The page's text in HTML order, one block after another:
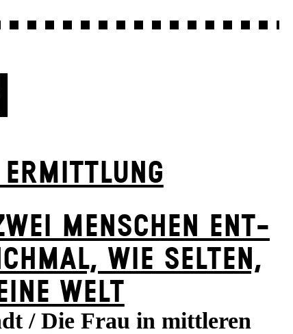
ERMITTLUNG
MENSCHEN ENT­
WIE SELTEN,
EINE WELT
/ Die Frau in mittleren